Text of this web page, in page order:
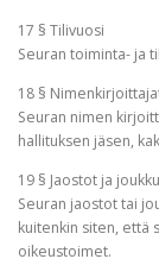
17 § Tilivuosi
Seuran toiminta- ja
18 §
Seuran nimen
hallituksen jäsen,
19 § Jaostot ja
Seuran jaostot tai
kuitenkin siten, että
oikeustoimet.